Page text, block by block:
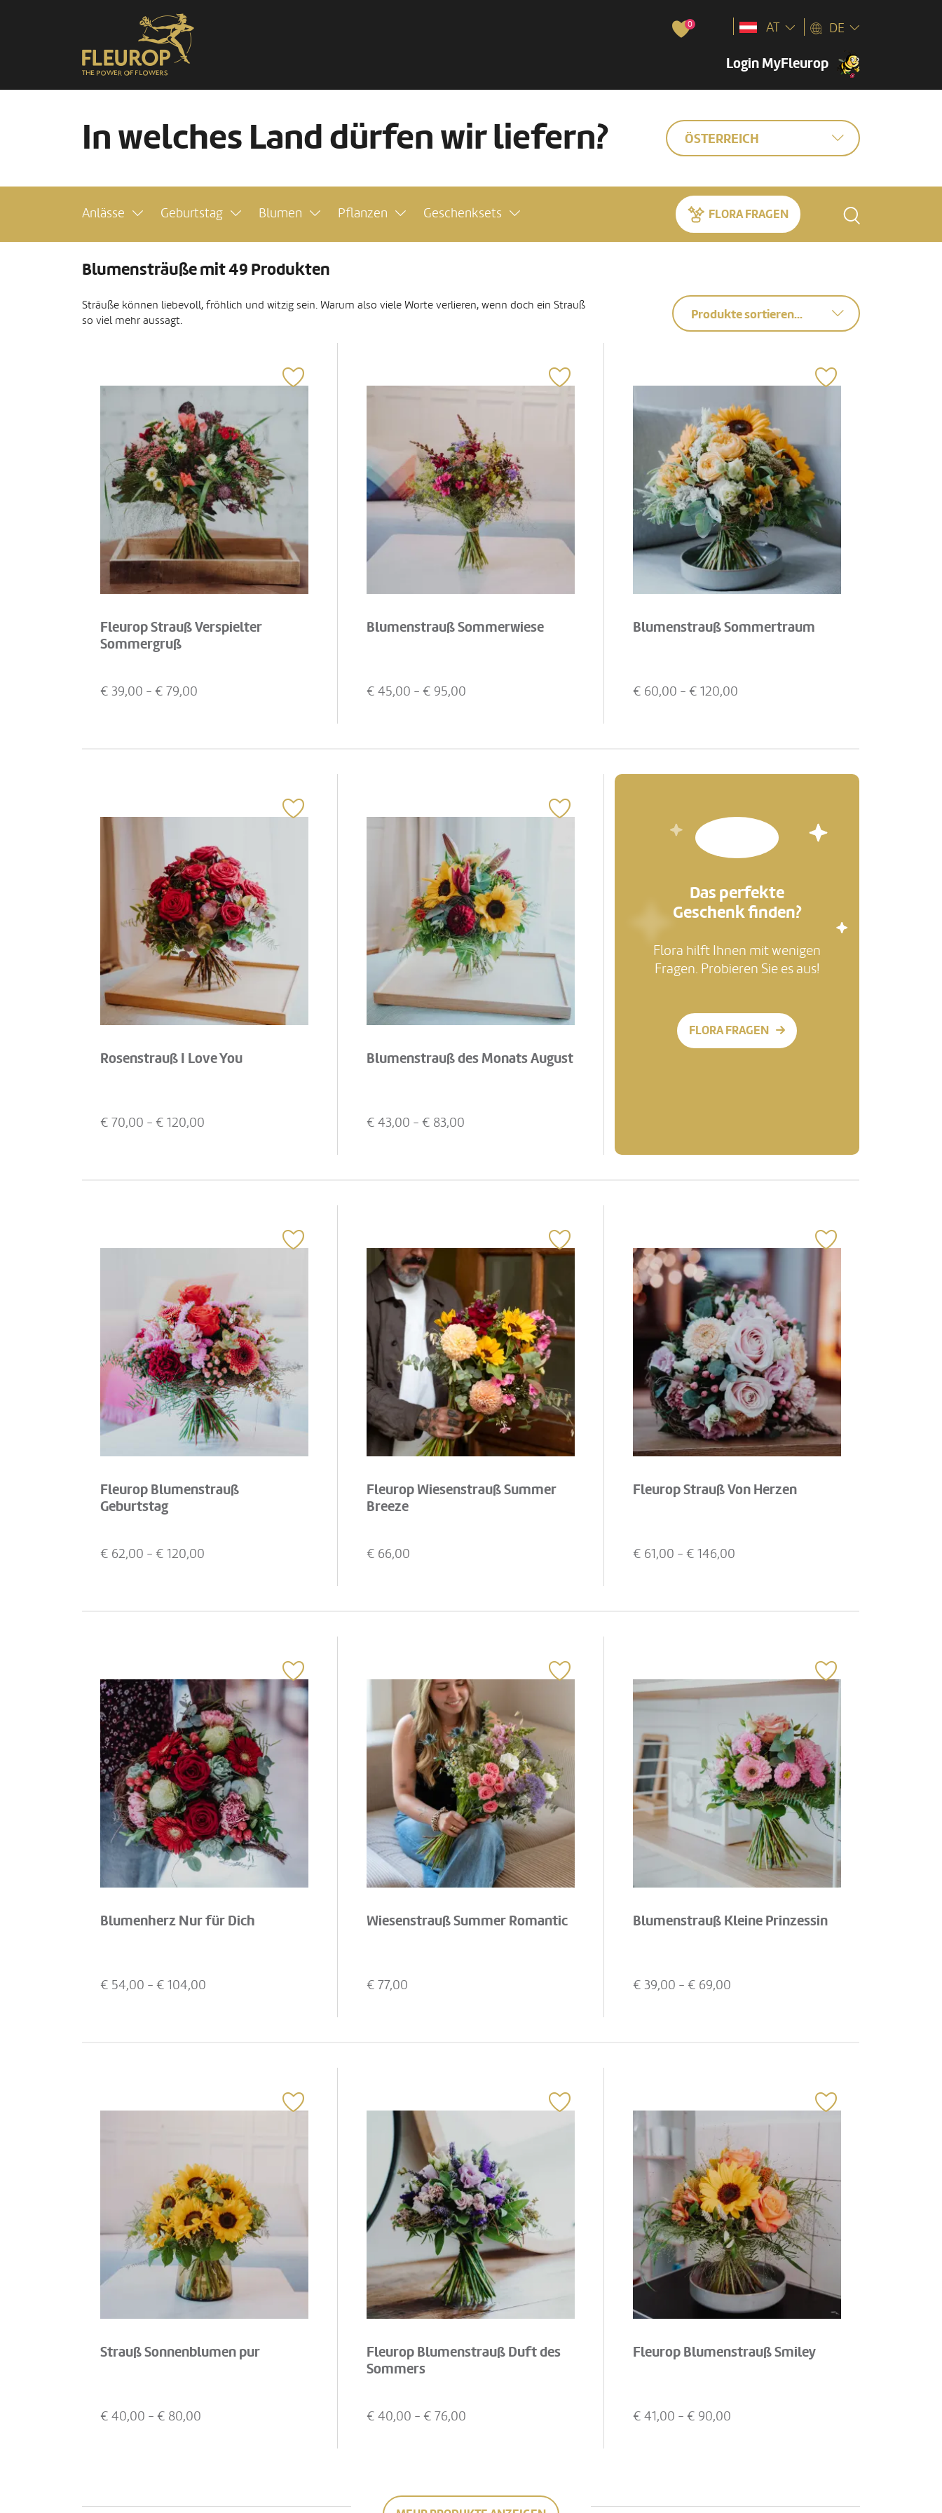
0
Login MyFleurop
AT DE
In welches Land dürfen wir liefern? ÖSTERREICH
Anlässe Geburtstag Blumen Pflanzen Geschenksets FLORA FRAGEN
Blumensträuße mit 49 Produkten
Sträuße können liebevoll, fröhlich und witzig sein. Warum also viele Worte verlieren, wenn doch ein Strauß
so viel mehr aussagt.
Produkte sortieren...
Fleurop Strauß Verspielter
Sommergruß
€ 39,00 - € 79,00
Blumenstrauß Sommerwiese
€ 45,00 - € 95,00
Blumenstrauß Sommertraum
€ 60,00 - € 120,00
Rosenstrauß I Love You
€ 70,00 - € 120,00
Blumenstrauß des Monats August
€ 43,00 - € 83,00
Das perfekte
Geschenk finden?
Flora hilft Ihnen mit wenigen
Fragen. Probieren Sie es aus!
FLORA FRAGEN
Fleurop Blumenstrauß
Geburtstag
€ 62,00 - € 120,00
Fleurop Wiesenstrauß Summer
Breeze
€ 66,00
Fleurop Strauß Von Herzen
€ 61,00 - € 146,00
Blumenherz Nur für Dich
€ 54,00 - € 104,00
Wiesenstrauß Summer Romantic
€ 77,00
Blumenstrauß Kleine Prinzessin
€ 39,00 - € 69,00
Strauß Sonnenblumen pur
€ 40,00 - € 80,00
Fleurop Blumenstrauß Duft des
Sommers
€ 40,00 - € 76,00
Fleurop Blumenstrauß Smiley
€ 41,00 - € 90,00